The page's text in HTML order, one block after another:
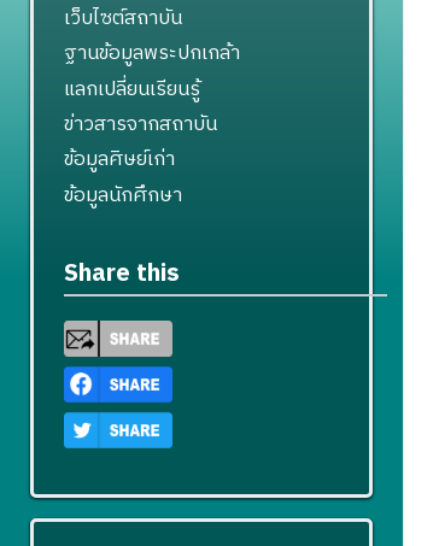
เว็บไซต์สถาบัน
ฐานข้อมูลพระปกเกล้า
แลกเปลี่ยนเรียนรู้
ข่าวสารจากสถาบัน
ข้อมูลศิษย์เก่า
ข้อมูลนักศึกษา
Share this